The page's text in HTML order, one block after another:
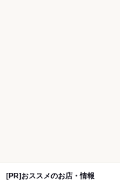
[PR]おススメのお店・情報